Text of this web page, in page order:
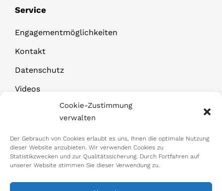
Cookie-Zustimmung
verwalten
Der Gebrauch von Cookies erlaubt es uns, Ihnen die optimale Nutzung
dieser Website anzubieten. Wir verwenden Cookies zu
Statistikzwecken und zur Qualitätssicherung. Durch Fortfahren auf
unserer Website stimmen Sie dieser Verwendung zu.
Service
Engagementmöglichkeiten
Kontakt
Datenschutz
Videos